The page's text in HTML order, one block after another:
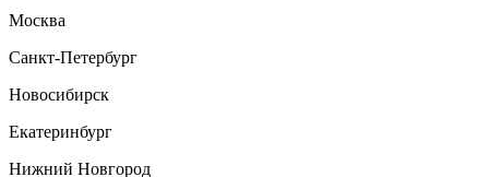
Москва
Санкт-Петербург
Новосибирск
Екатеринбург
Нижний Новгород